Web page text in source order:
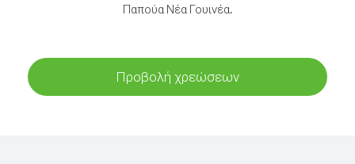
Παπούα Νέα Γουινέα.
Προβολή χρεώσεων